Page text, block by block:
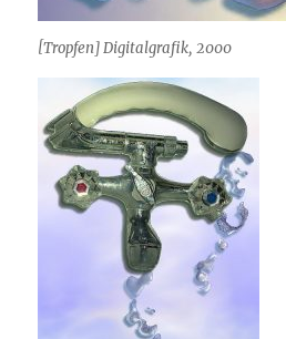
[Tropfen] Digitalgrafik, 2000